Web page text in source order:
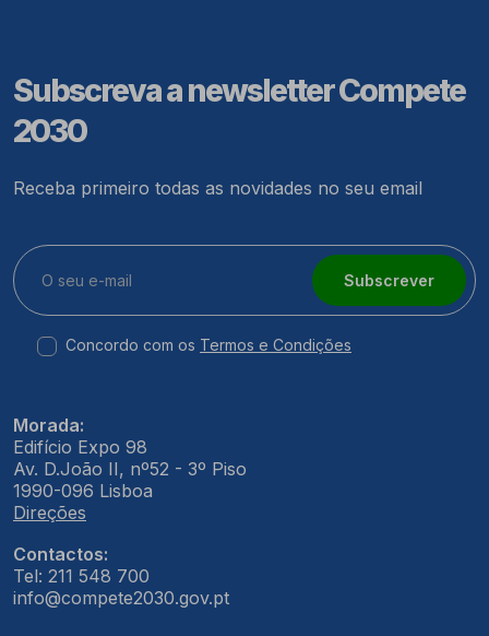
Subscreva a newsletter Compete
2030
Receba primeiro todas as novidades no seu email
Subscrever
Concordo com os Termos e Condições
Morada:
Edifício Expo 98
Av. D.João II, nº52 - 3º Piso
1990-096 Lisboa
Direções
Contactos:
Tel: 211 548 700
info@compete2030.gov.pt